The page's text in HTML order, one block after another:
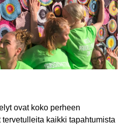
ovat koko perheen
kaikki tapahtumista